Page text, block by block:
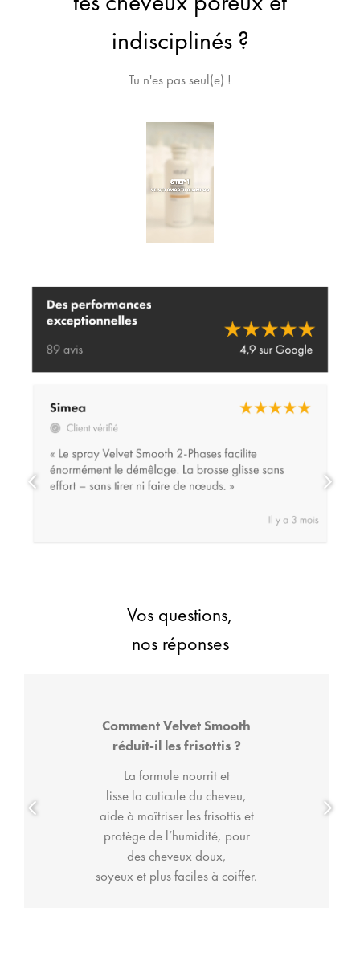
indisciplinés ?
Tu n'es pas seul(e) !
Vos questions,
nos réponses
Comment Velvet Smooth
réduit-il les frisottis ?
La formule nourrit et
lisse la cuticule du cheveu,
aide à maîtriser les frisottis et
protège de l’humidité, pour
des cheveux doux,
soyeux et plus faciles à coiffer.